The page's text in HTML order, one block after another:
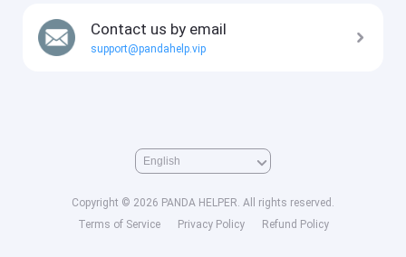
Contact us by email
support@pandahelp.vip
Copyright © 2026 PANDA HELPER. All rights reserved.
Terms of Service
Privacy Policy Refund Policy